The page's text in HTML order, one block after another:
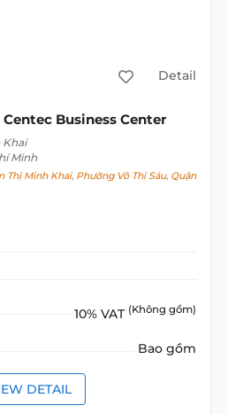
Detail
Centec Business Center
Minh
Minh Khai, Phường Võ Thị Sáu, Quận
10% VAT (Không gồm)
Bao gồm
DETAIL